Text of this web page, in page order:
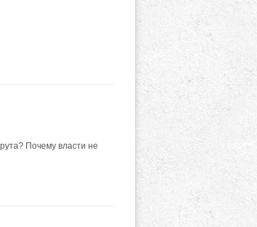
Почему власти не